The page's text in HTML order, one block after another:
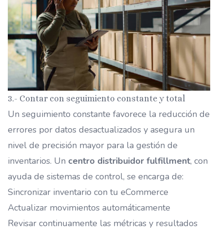
3.- Contar con seguimiento constante y total
Un seguimiento constante favorece la reducción de
errores por datos desactualizados y asegura un
nivel de precisión mayor para la gestión de
inventarios. Un centro distribuidor fulfillment, con
ayuda de sistemas de control, se encarga de:
Sincronizar inventario con tu eCommerce
Actualizar movimientos automáticamente
Revisar continuamente las métricas y resultados